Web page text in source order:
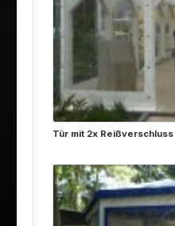
Tür mit 2x Reißverschluss